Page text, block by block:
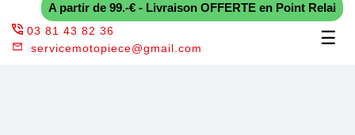
A partir de 99.-€ - Livraison OFFERTE en Point Relai
☰
03 81 43 82 36
servicemotopiece@gmail.com